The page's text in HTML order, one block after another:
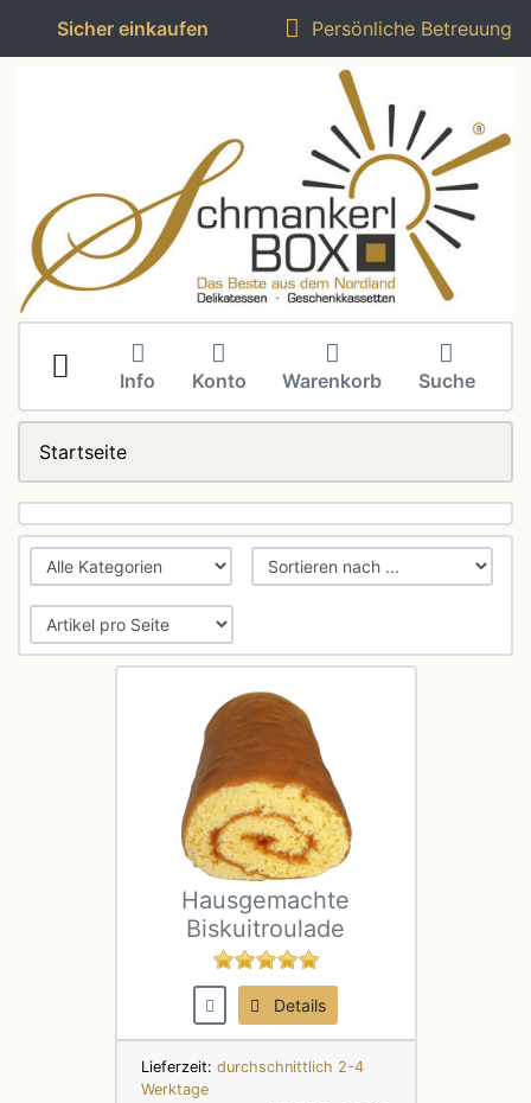
Sicher einkaufen Persönliche Betreuung
Info Konto Warenkorb Suche
Startseite
Hausgemachte
Biskuitroulade
Details
Lieferzeit: durchschnittlich 2-4
Werktage